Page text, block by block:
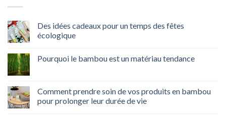
Des idées cadeaux pour un temps des fêtes
écologique
Pourquoi le bambou est un matériau tendance
Comment prendre soin de vos produits en bambou
pour prolonger leur durée de vie